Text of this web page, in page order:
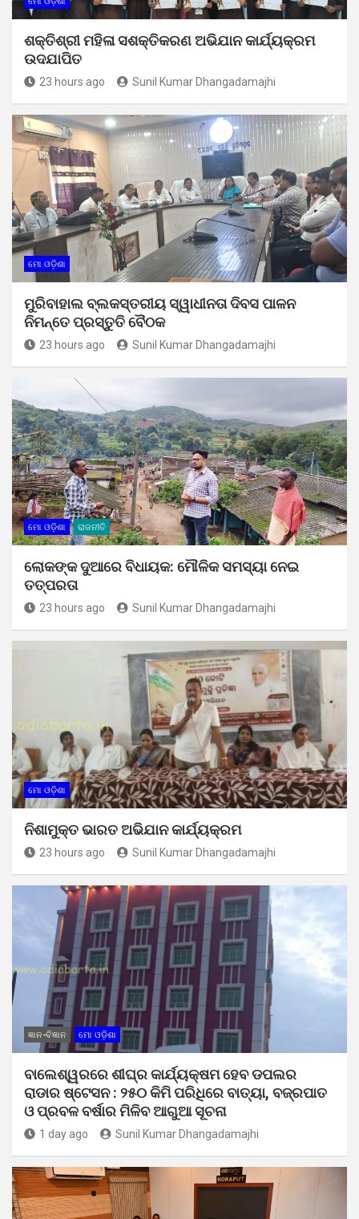
ଶକ୍ତିଶ୍ରୀ ମହିଳା ସଶକ୍ତିକରଣ ଅଭିଯାନ କାର୍ଯ୍ୟକ୍ରମ
ଉଦଯାପିତ
23 hours ago Sunil Kumar Dhangadamajhi
ମୋ ଓଡ଼ିଶା
ମୁରିବାହାଲ ବ୍ଲକସ୍ତରୀୟ ସ୍ୱାଧୀନତା ଦିବସ ପାଳନ
ନିମନ୍ତେ ପ୍ରସ୍ତୁତି ବୈଠକ
23 hours ago Sunil Kumar Dhangadamajhi
ମୋ ଓଡ଼ିଶା ରାଜନୀତି
ଲୋକଙ୍କ ଦୁଆରେ ବିଧାୟକ: ମୌଳିକ ସମସ୍ୟା ନେଇ
ତତ୍ପରତା
23 hours ago Sunil Kumar Dhangadamajhi
ମୋ ଓଡ଼ିଶା
ନିଶାମୁକ୍ତ ଭାରତ ଅଭିଯାନ କାର୍ଯ୍ୟକ୍ରମ
23 hours ago Sunil Kumar Dhangadamajhi
ଜ୍ଞାନ-ବିଜ୍ଞାନ ମୋ ଓଡ଼ିଶା
ବାଲେଶ୍ୱରରେ ଶୀଘ୍ର କାର୍ଯ୍ୟକ୍ଷମ ହେବ ଡପଲର
ରାଡାର ଷ୍ଟେସନ : ୨୫୦ କିମି ପରିଧିରେ ବାତ୍ୟା, ବଜ୍ରପାତ
ଓ ପ୍ରବଳ ବର୍ଷାର ମିଳିବ ଆଗୁଆ ସୂଚନା
1 day ago Sunil Kumar Dhangadamajhi